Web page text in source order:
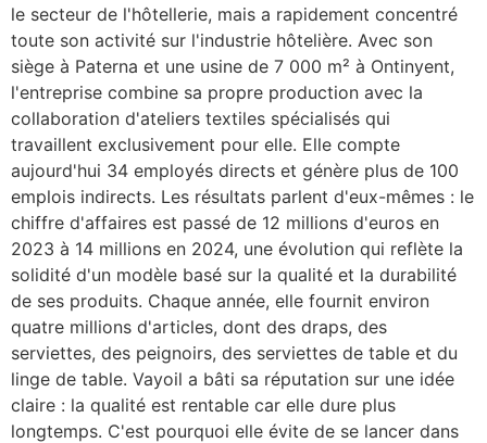
le secteur de l'hôtellerie, mais a rapidement concentré
toute son activité sur l'industrie hôtelière. Avec son
siège à Paterna et une usine de 7 000 m² à Ontinyent,
l'entreprise combine sa propre production avec la
collaboration d'ateliers textiles spécialisés qui
travaillent exclusivement pour elle. Elle compte
aujourd'hui 34 employés directs et génère plus de 100
emplois indirects. Les résultats parlent d'eux-mêmes : le
chiffre d'affaires est passé de 12 millions d'euros en
2023 à 14 millions en 2024, une évolution qui reflète la
solidité d'un modèle basé sur la qualité et la durabilité
de ses produits. Chaque année, elle fournit environ
quatre millions d'articles, dont des draps, des
serviettes, des peignoirs, des serviettes de table et du
linge de table. Vayoil a bâti sa réputation sur une idée
claire : la qualité est rentable car elle dure plus
longtemps. C'est pourquoi elle évite de se lancer dans